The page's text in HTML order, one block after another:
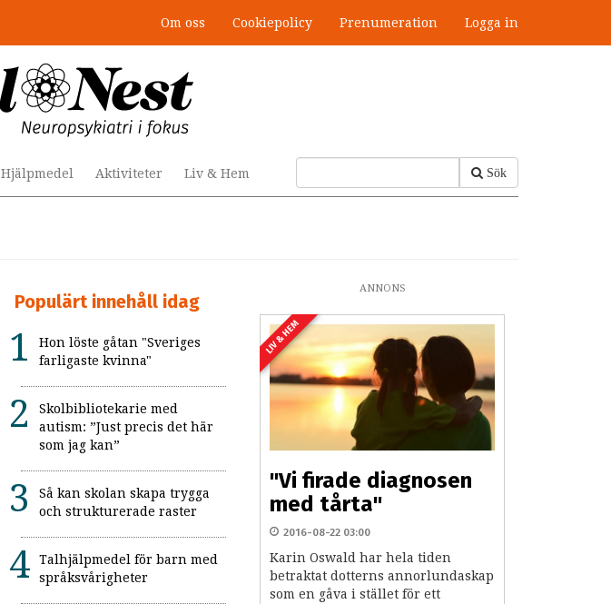
Om oss Cookiepolicy Prenumeration Logga in
Sök
Hjälpmedel Aktiviteter Liv & Hem
Populärt innehåll idag
Hon löste gåtan "Sveriges
farligaste kvinna"
Skolbibliotekarie med
autism: ”Just precis det här
som jag kan”
Så kan skolan skapa trygga
och strukturerade raster
Talhjälpmedel för barn med
språksvårigheter
ANNONS
LIV & HEM
"Vi firade diagnosen
med tårta"
2016-08-22 03:00
Karin Oswald har hela tiden
betraktat dotterns annorlundaskap
som en gåva i stället för ett